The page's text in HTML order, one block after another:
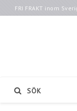
FRI FRAKT inom
SÖK